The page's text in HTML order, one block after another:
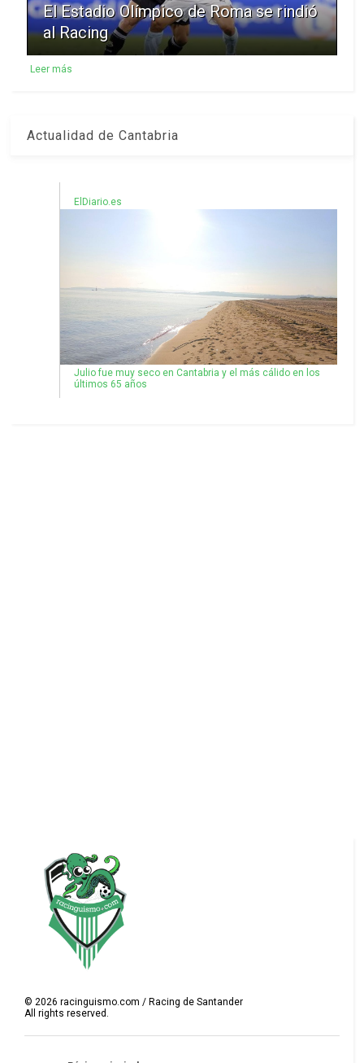
El Estadio Olímpico de Roma se rindió
al Racing
Leer más
Actualidad de Cantabria
ElDiario.es
Julio fue muy seco en Cantabria y el más cálido en los
últimos 65 años
©2026 racinguismo.com / Racing de Santander
All rights reserved.